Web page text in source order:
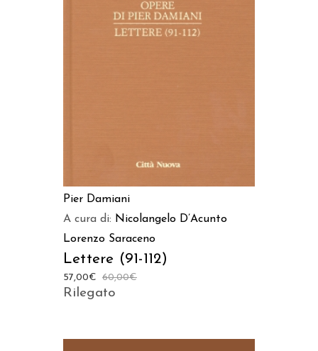
AGGIUNGI AL CARRELLO
Pier Damiani
A cura di: Nicolangelo D’Acunto
Lorenzo Saraceno
Lettere (91-112)
60,00€
57,00€
Rilegato